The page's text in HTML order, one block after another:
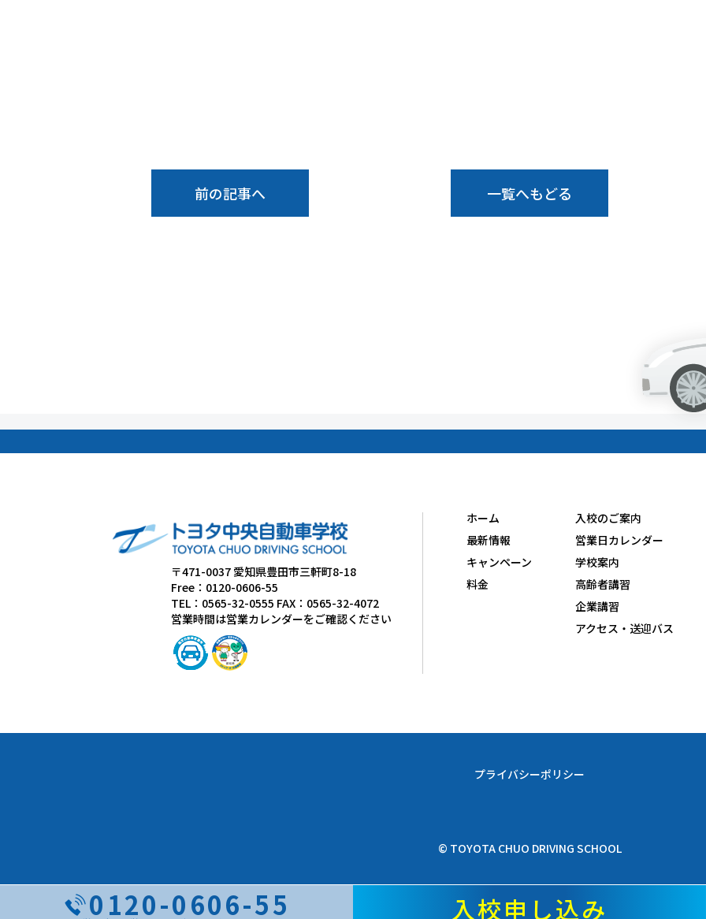
前の記事へ 一覧へもどる
〒471-0037 愛知県豊田市三軒町8-18
Free：0120-0606-55
TEL：0565-32-0555 FAX：0565-32-4072
営業時間は営業カレンダーをご確認ください
ホーム
最新情報
キャンペーン
料金
入校のご案内
営業日カレンダー
学校案内
高齢者講習
企業講習
アクセス・送迎バス
プライバシーポリシー
© TOYOTA CHUO DRIVING SCHOOL
0120-0606-55 入校申し込み